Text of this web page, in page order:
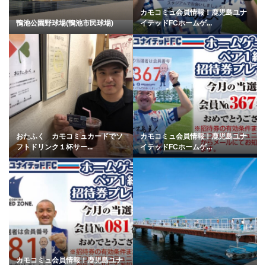
鴨池公園野球場(鴨池市民球場)
カモコミュ会員情報！鹿児島ユナ
イテッドFCホームゲ...
おたふく カモコミュカードでソ
フトドリンク１杯サー...
カモコミュ会員情報！鹿児島ユナ
イテッドFCホームゲ...
カモコミュ会員情報！鹿児島ユナ